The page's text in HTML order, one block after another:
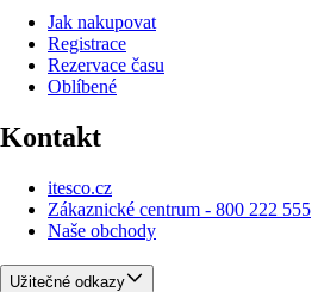
Jak nakupovat
Registrace
Rezervace času
Oblíbené
Kontakt
itesco.cz
Zákaznické centrum - 800 222 555
Naše obchody
Užitečné odkazy